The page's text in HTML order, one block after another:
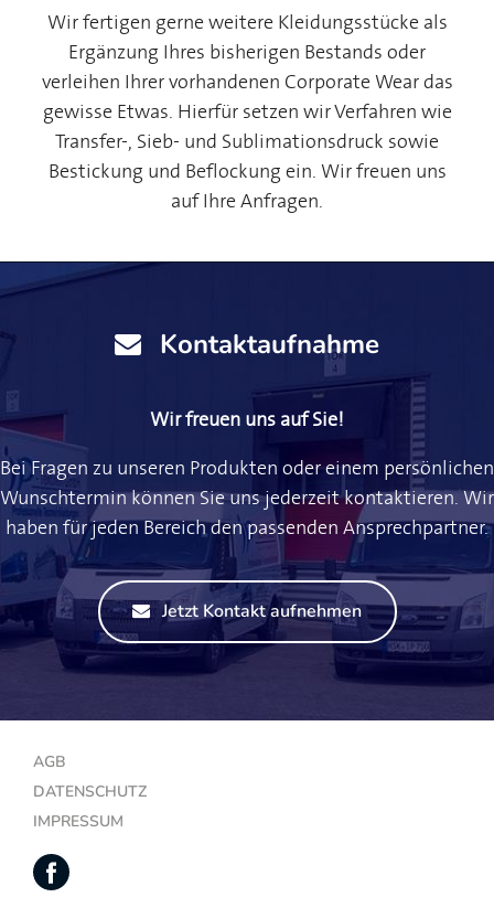
Wir fertigen gerne weitere Kleidungsstücke als
Ergänzung Ihres bisherigen Bestands oder
verleihen Ihrer vorhandenen Corporate Wear das
gewisse Etwas. Hierfür setzen wir Verfahren wie
Transfer-, Sieb- und Sublimationsdruck sowie
Bestickung und Beflockung ein. Wir freuen uns
auf Ihre Anfragen.
Kontaktaufnahme
Wir freuen uns auf Sie!
Bei Fragen zu unseren Produkten oder einem persönlichen
Wunschtermin können Sie uns jederzeit kontaktieren. Wir
haben für jeden Bereich den passenden Ansprechpartner.
Jetzt Kontakt aufnehmen
AGB
DATENSCHUTZ
IMPRESSUM